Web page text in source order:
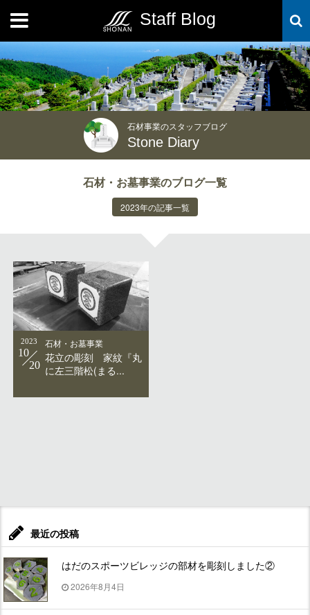
Staff Blog
MENU
石材事業のスタッフブログ
Stone Diary
石材・お墓事業のブログ一覧
2023年の記事一覧
2023
10
20
石材・お墓事業
花立の彫刻 家紋『丸
に左三階松(まる...
最近の投稿
はだのスポーツビレッジの部材を彫刻しました②
2026年8月4日